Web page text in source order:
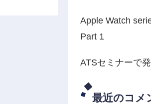
Apple Watch
Part 1
ATSセミナーで
最近のコメ